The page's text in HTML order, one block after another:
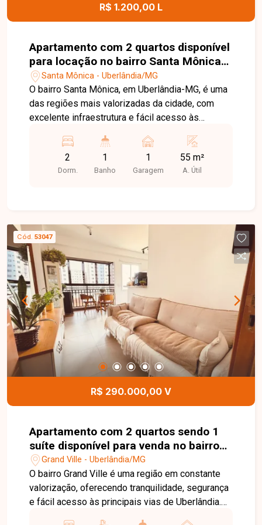
R$ 1.200,00 L
Apartamento com 2 quartos disponível
para locação no bairro Santa Mônica
em Uberlândia-MG
Santa Mônica - Uberlândia/MG
O bairro Santa Mônica, em Uberlândia-MG, é uma
das regiões mais valorizadas da cidade, com
excelente infraestrutura e fácil acesso às
supermercados, escolas, farmácias, restaurantes
e diversos comércios, oferece praticidade,
conforto e qualidade de vida. Apartamento
cozinha com armários e 01 vaga de garagem
coberta. Uma excelente opção para quem busca
conforto e praticidade em uma das melhores
localizações da cidade. Entre em contato para
mais informações e agende uma visita para
conhecer este excelente imóvel.
2
Dorm.
1
Banho
1
Garagem
55 m²
A. Útil
Cód. 53047
R$ 290.000,00 V
Apartamento com 2 quartos sendo 1
suíte disponível para venda no bairro
Grand Ville em Uberlândia-MG
Grand Ville - Uberlândia/MG
O bairro Grand Ville é uma região em constante
valorização, oferecendo tranquilidade, segurança
e fácil acesso às principais vias de Uberlândia.